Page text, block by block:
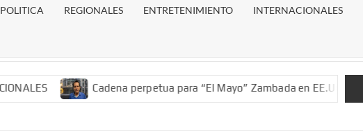
POLITICA REGIONALES ENTRETENIMIENTO INTERNACIONALES
Cadena perpetua para “El Mayo” Zambada en EE.UU.; ordenan